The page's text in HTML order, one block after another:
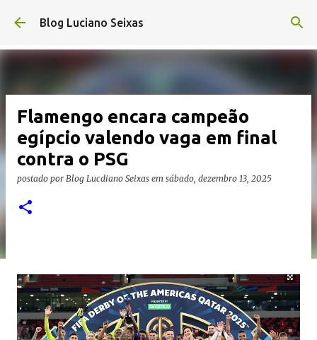
Pular para o conteúdo principal
Blog Luciano Seixas
Flamengo encara campeão
egípcio valendo vaga em final
contra o PSG
postado por Blog Lucdiano Seixas em sábado, dezembro 13, 2025